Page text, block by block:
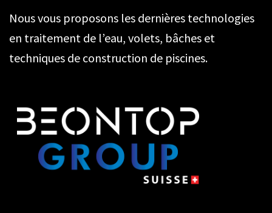
Nous vous proposons les dernières technologies
en traitement de l’eau, volets, bâches et
techniques de construction de piscines.